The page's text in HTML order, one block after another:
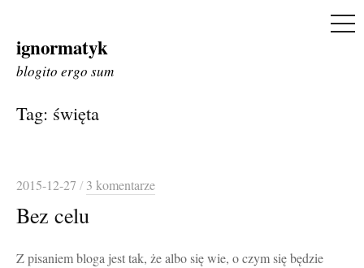
Skip
to
ignormatyk
blogito ergo sum
Tag: święta
2015-12-27 / 3 komentarze
Bez celu
Z pisaniem bloga jest tak, że albo się wie, o czym się będzie